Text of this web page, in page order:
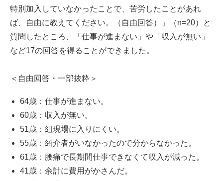
特別加入していなかったことで、苦労したことがあれ
ば、自由に教えてください。（自由回答）」（n=20）と
質問したところ、「仕事が進まない」や「収入が無い」
など17の回答を得ることができました。
＜自由回答・一部抜粋＞
64歳：仕事が進まない。
60歳：収入が無い。
51歳：組現場に入りにくい。
55歳：紹介者がいなかったので分からなかった。
61歳：腰痛で長期間仕事できなくて収入が減った。
41歳：余計に費用がかさんだ。